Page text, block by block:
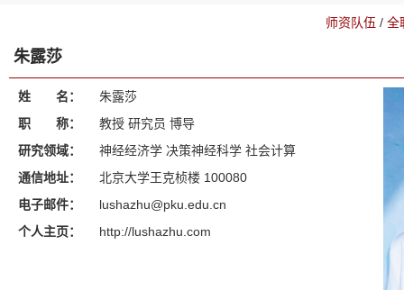
师资队伍 / 全
朱露莎
姓 名：
朱露莎
职 称：
教授 研究员 博导
研究领域：
神经经济学 决策神经科学 社会计算
通信地址：
北京大学王克桢楼 100080
电子邮件：
lushazhu@pku.edu.cn
个人主页：
http://lushazhu.com